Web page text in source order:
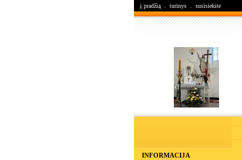
į pradžią turinys susisiekite
INFORMACIJA